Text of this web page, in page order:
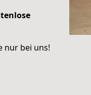
nur bei uns!